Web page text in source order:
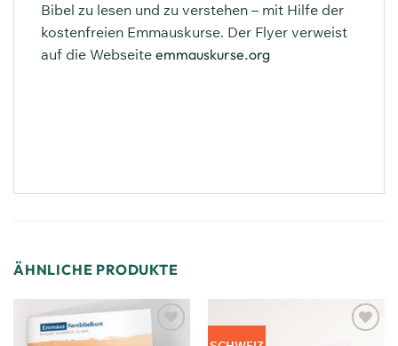
Bibel zu lesen und zu verstehen – mit Hilfe der
kostenfreien Emmauskurse. Der Flyer verweist
auf die Webseite emmauskurse.org
ÄHNLICHE PRODUKTE